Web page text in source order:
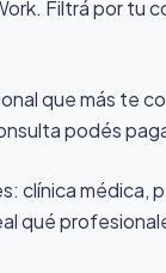
Filtrá por tu
que más te
podés
médica,
qué